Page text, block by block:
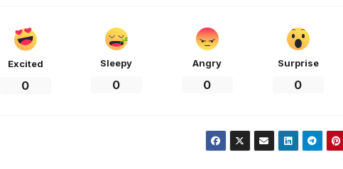
Excited
0
Sleepy
0
Angry
0
Surprise
0